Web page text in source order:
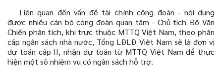
Liên quan đến vấn đề tài chính công đoàn - nội dung
được nhiều cán bộ công đoàn quan tâm - Chủ tịch Đỗ Văn
Chiến phân tích, khi trực thuộc MTTQ Việt Nam, theo phân
cấp ngân sách nhà nước, Tổng LĐLĐ Việt Nam sẽ là đơn vị
dự toán cấp II, nhận dự toán từ MTTQ Việt Nam để thực
hiện một số nhiệm vụ có ngân sách hỗ trợ.